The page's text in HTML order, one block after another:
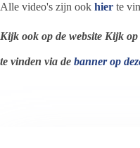
Alle video's zijn ook hier te
Kijk ook op de website Kijk
te vinden via de banner op